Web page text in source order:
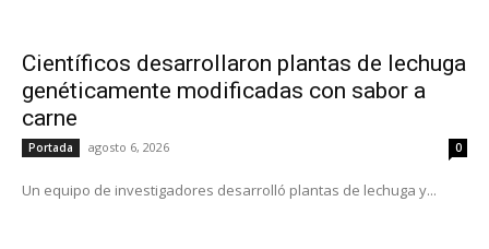
Científicos desarrollaron plantas de lechuga
genéticamente modificadas con sabor a
carne
Portada agosto 6, 2026 0
Un equipo de investigadores desarrolló plantas de lechuga y...